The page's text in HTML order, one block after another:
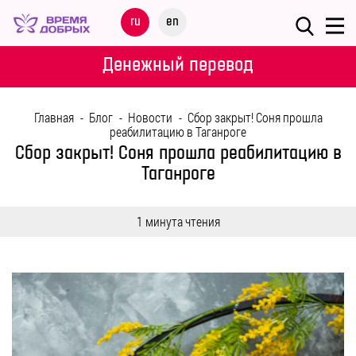
ru en
Меню
НАШИ
ДЕТИ
МЕРОПРИЯТИЯ
ПОМОЩЬ
Денежный перевод
Главная - Блог - Новости - Сбор закрыт! Соня прошла
реабилитацию в Таганроге
Сбор закрыт! Соня прошла реабилитацию в
Таганроге
1 минута чтения